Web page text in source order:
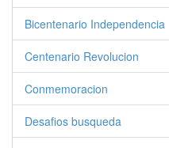
Bicentenario Independencia
Centenario Revolucion
Conmemoracion
Desafios busqueda